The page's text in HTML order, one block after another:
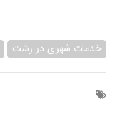
خدمات شهری در رشت